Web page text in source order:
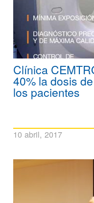
Clínica
40% la dosis
los pacientes
10 abril, 2017